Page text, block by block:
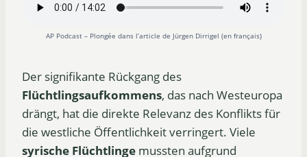
AP Podcast – Plongée dans l’article de Jürgen Dirrigel (en français)
Der signifikante Rückgang des
Flüchtlingsaufkommens, das nach Westeuropa
drängt, hat die direkte Relevanz des Konflikts für
die westliche Öffentlichkeit verringert. Viele
syrische Flüchtlinge mussten aufgrund